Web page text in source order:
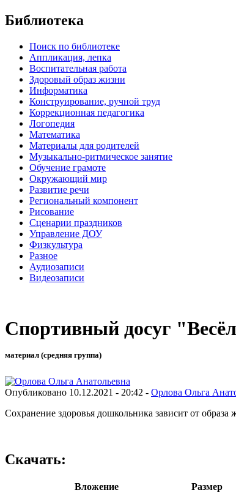
Библиотека
Поиск по библиотеке
Аппликация, лепка
Воспитательная работа
Здоровый образ жизни
Информатика
Конструирование, ручной труд
Коррекционная педагогика
Логопедия
Математика
Материалы для родителей
Музыкально-ритмическое занятие
Обучение грамоте
Окружающий мир
Развитие речи
Региональный компонент
Рисование
Сценарии праздников
Управление ДОУ
Физкультура
Разное
Аудиозаписи
Видеозаписи
Спортивный досуг
материал (средняя группа)
Опубликовано 10.12.2021 - 20:42 - Орлова Ольга
Сохранение здоровья дошкольника зависит от
Скачать:
Вложение
Размер